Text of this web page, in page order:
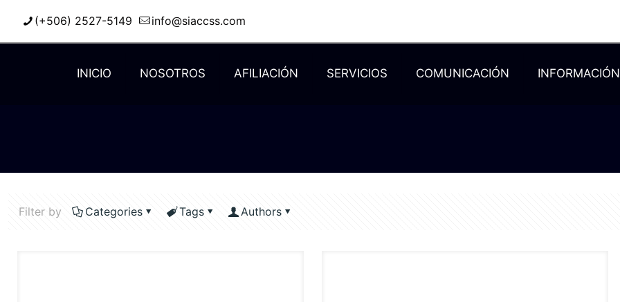
(+506) 2527-5149 info@siaccss.com
INICIO NOSOTROS AFILIACIÓN SERVICIOS COMUNICACIÓN INFORMACIÓN
Filter by Categories Tags Authors